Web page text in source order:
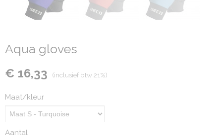
Aqua gloves
€ 16,33 (inclusief btw 21%)
Maat/kleur
Aantal